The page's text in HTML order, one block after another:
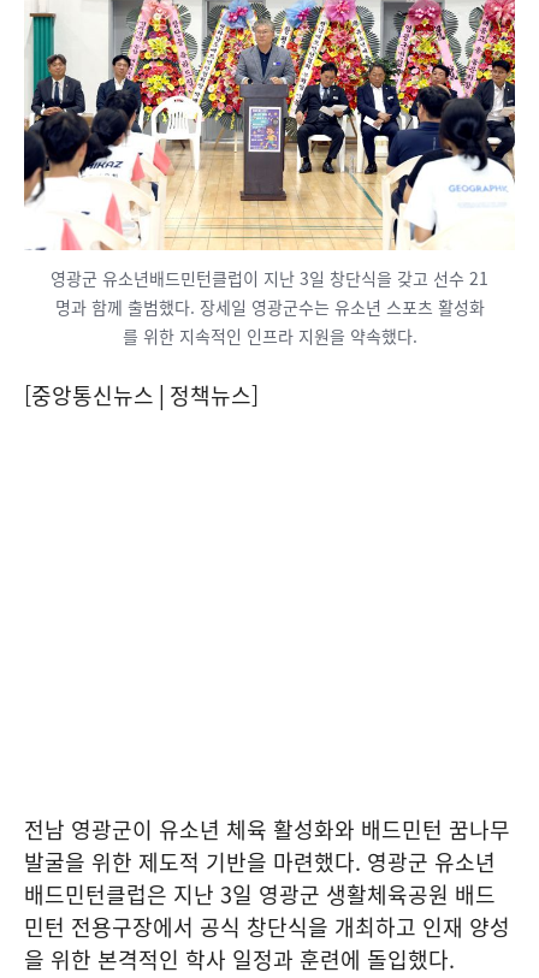
영광군 유소년배드민턴클럽이 지난 3일 창단식을 갖고 선수 21
명과 함께 출범했다. 장세일 영광군수는 유소년 스포츠 활성화
를 위한 지속적인 인프라 지원을 약속했다.
[중앙통신뉴스│정책뉴스]
전남 영광군이 유소년 체육 활성화와 배드민턴 꿈나무
발굴을 위한 제도적 기반을 마련했다. 영광군 유소년
배드민턴클럽은 지난 3일 영광군 생활체육공원 배드
민턴 전용구장에서 공식 창단식을 개최하고 인재 양성
을 위한 본격적인 학사 일정과 훈련에 돌입했다.